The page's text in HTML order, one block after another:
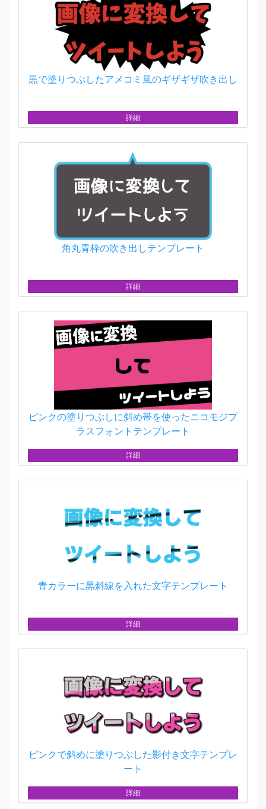
黒で塗りつぶしたアメコミ風のギザギザ吹き出し
詳細
角丸青枠の吹き出しテンプレート
詳細
ピンクの塗りつぶしに斜め帯を使ったニコモジプ
ラスフォントテンプレート
詳細
青カラーに黒斜線を入れた文字テンプレート
詳細
ピンクで斜めに塗りつぶした影付き文字テンプレ
ート
詳細